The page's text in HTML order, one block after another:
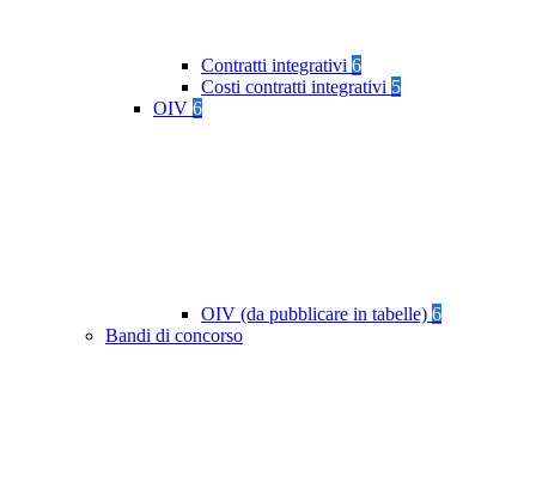
Contratti integrativi 6
Costi contratti integrativi 5
OIV 6
OIV (da pubblicare in tabelle) 6
Bandi di concorso